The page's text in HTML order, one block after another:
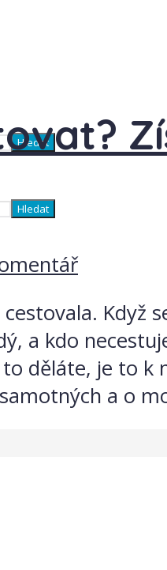
Hledat
Hledat
Když
a kdo
děláte, je to k
a o